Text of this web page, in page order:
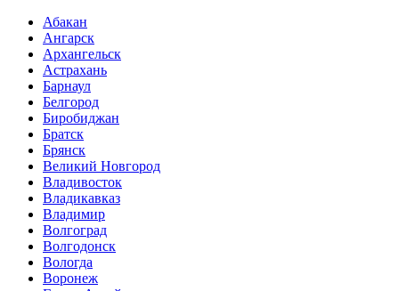
Абакан
Ангарск
Архангельск
Астрахань
Барнаул
Белгород
Биробиджан
Братск
Брянск
Великий Новгород
Владивосток
Владикавказ
Владимир
Волгоград
Волгодонск
Вологда
Воронеж